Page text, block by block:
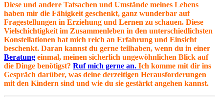
Diese und andere Tatsachen und Umstände meines Lebens
haben mir die Fähigkeit geschenkt, ganz wunderbar auf
Fragestellungen in Erziehung und Lernen zu schauen. Diese
Vielschichtigkeit im Zusammenleben in den unterschiedlichsten
Konstellationen hat mich reich an Erfahrung und Einsicht
beschenkt. Daran kannst du gerne teilhaben, wenn du in einer
Beratung einmal, meinen sicherlich ungewöhnlichen Blick auf
die Dinge benötigst? Ruf mich gerne an. Ich komme mit dir ins
Gespräch darüber, was deine derzeitigen Herausforderungen
mit den Kindern sind und wie du sie gestärkt angehen kannst.